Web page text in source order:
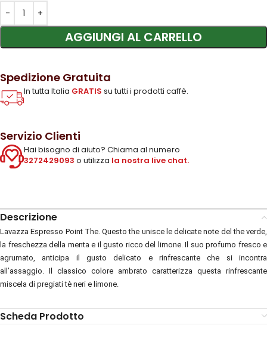
AGGIUNGI AL CARRELLO
Spedizione Gratuita
In tutta Italia GRATIS su tutti i prodotti caffè.
Servizio Clienti
Hai bisogno di aiuto? Chiama al numero
3272429093 o utilizza la nostra live chat.
Descrizione
Lavazza Espresso Point The. Questo the unisce le delicate note del the verde,
la freschezza della menta e il gusto ricco del limone. Il suo profumo fresco e
agrumato, anticipa il gusto delicato e rinfrescante che si incontra
all’assaggio. Il classico colore ambrato caratterizza questa rinfrescante
miscela di pregiati tè neri e limone.
Scheda Prodotto